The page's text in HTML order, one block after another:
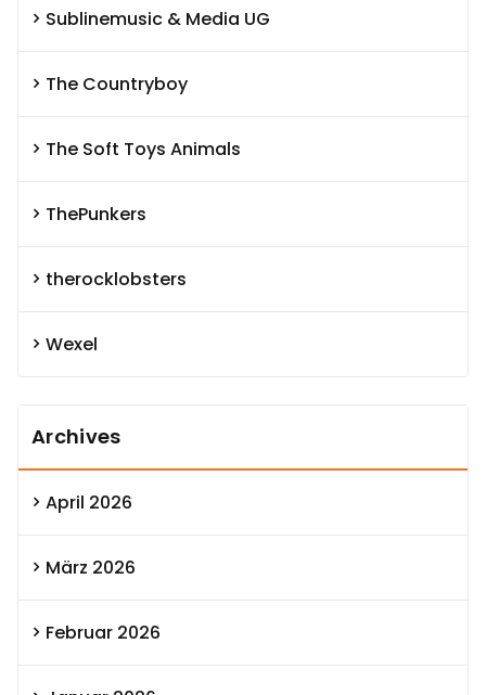
Sublinemusic & Media UG
The Countryboy
The Soft Toys Animals
ThePunkers
therocklobsters
Wexel
Archives
April 2026
März 2026
Februar 2026